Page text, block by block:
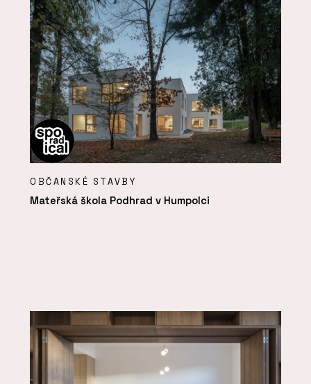
OBČANSKÉ STAVBY
Mateřská škola Podhrad v Humpolci